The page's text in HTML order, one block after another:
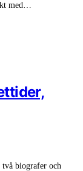
med…
två biografer och